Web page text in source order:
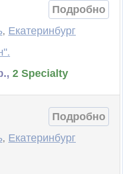
Подробно
, Екатеринбург
2 Specialty
Подробно
, Екатеринбург